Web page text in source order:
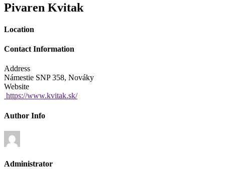
Pivaren Kvitak
Location
Contact Information
Address
Námestie SNP 358, Nováky
Website
https://www.kvitak.sk/
Author Info
Administrator